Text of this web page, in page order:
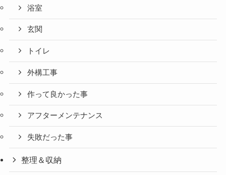
浴室
玄関
トイレ
外構工事
作って良かった事
アフターメンテナンス
失敗だった事
整理＆収納